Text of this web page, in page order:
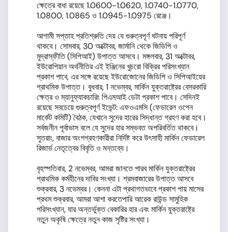
ক্ষেত্রে বাধা রয়েছে 1.0600-1.0620, 1.0740-1.0770,
1.0800, 1.0865 ও 1.0945-1.0975 রেঞ্জে।
আগামী সপ্তাহ প্রতিশ্রুতি দেয় যে গুরুত্বপূর্ণ ঘটনায় পরিপূর্ণ
থাকবে। সোমবার, 30 অক্টোবর, জার্মানি থেকে জিডিপি ও
মুদ্রাস্ফীতি (সিপিআই) উপাত্ত আসবে। মঙ্গলবার, 31 অক্টোবর,
ইউরোপিয়ান অর্থনীতির এই ইঞ্জিনের খুচরো বিক্রির পরিসংখ্যান
প্রকাশ পাবে, এর সঙ্গে রয়েছে ইউরোজোনের জিডিপি ও সিপিআইয়ের
প্রাথমিক উপাত্ত। বুধবার, 1 নভেম্বর, মার্কিন যুক্তরাষ্ট্রের বেসরকারি
ক্ষেত্র ও ম্যানুফ্যাকচারিং পিএমআই ডেটা প্রকাশ পাবে। সেদিনই
রয়েছে সবচেয়ে গুরুত্বপূর্ণ ইভেন্ট: এফওএমসি (ফেডারেল ওপেন
মার্কেট কমিটি) বৈঠক, যেখানে সুদের হারের সিদ্ধান্ত গ্রহণ করা হবে।
সর্বজনীন পূর্বাভাস বলে যে সুদের হার সম্ভবত অপরিবর্তিত থাকবে।
সুতরাং, বাজার অংশগ্রহণকারীরা নির্দিষ্ট করে উৎসাহী মার্কিন ফেডারেল
রিজার্ভ নেতৃত্বের বিবৃতি ও মন্তব্যে।
বৃহস্পতিবার, 2 নভেম্বর, আমরা জানতে পারব মার্কিন যুক্তরাষ্ট্রের
প্রাথমিক কর্মহীনের দাবির সংখ্যা। শ্রমবাজারের উপাত্ত আসবে
শুক্রবার, 3 নভেম্বর। কেননা এটা প্রথাগতভাবে প্রকাশ পায় মাসের
প্রথম শুক্রবার, আমরা আশা করতেপারি আরেক রাউন্ড সামুহিক
পরিসংখ্যান, যার অন্তর্ভুক্ত বেকারির হার এবং মার্কিন যুক্তরাষ্ট্রে
নতুন অকৃষি ক্ষেত্রে নতুন কাজ সৃষ্টির সংখ্যা।